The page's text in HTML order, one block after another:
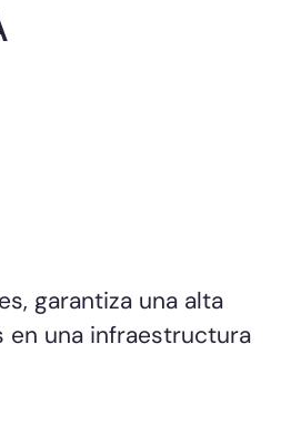
garantiza una alta
una infraestructura